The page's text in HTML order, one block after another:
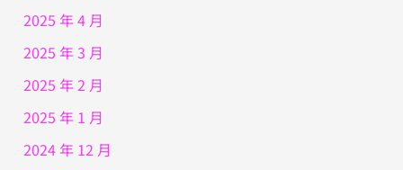
2025 年 4 月
2025 年 3 月
2025 年 2 月
2025 年 1 月
2024 年 12 月